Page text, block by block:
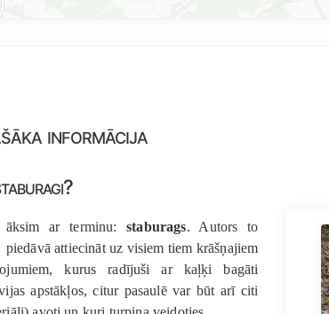
informācija
āksim ar terminu:staburags. Autors to
piedāvā attiecināt uz visiem tiem krāšņajiem
kurus radījuši ar kaļķi bagāti
apstākļos, citur pasaulē var būt arī citi